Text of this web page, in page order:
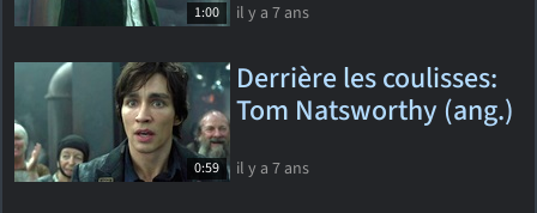
1:00 il y a 7 ans
0:59
Derrière les coulisses:
Tom Natsworthy (ang.)
il y a 7 ans